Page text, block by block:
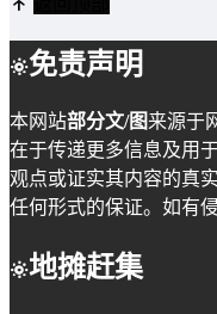
免责声明
本网站部分文/图来源于
在于传递更多信息及用
观点或证实其内容的真
任何形式的保证。如有
地摊赶集